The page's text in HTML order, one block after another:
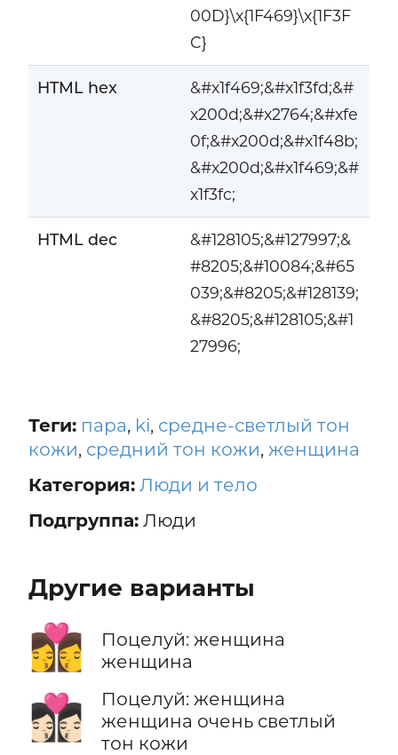
00D}\x{1F469}\x{1F3F
C}
HTML hex
&#x1f469;&#x1f3fd;&#
x200d;&#x2764;&#xfe
0f;&#x200d;&#x1f48b;
&#x200d;&#x1f469;&#
x1f3fc;
HTML dec
&#128105;&#127997;&
#8205;&#10084;&#65
039;&#8205;&#128139;
&#8205;&#128105;&#1
27996;
Теги: пара, ki, средне-светлый тон
кожи, средний тон кожи, женщина
Категория: Люди и тело
Подгруппа:Люди
Другие варианты
👩‍❤️‍💋‍👩
Поцелуй: женщина
женщина
👩🏻‍❤️‍💋‍👩🏻
Поцелуй: женщина
женщина очень светлый
тон кожи